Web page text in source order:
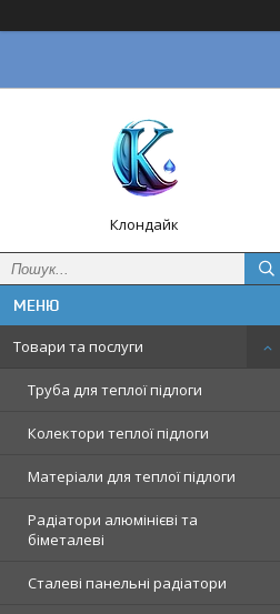
Клондайк
Товари та послуги
Труба для теплої підлоги
Колектори теплої підлоги
Матеріали для теплої підлоги
Радіатори алюмінієві та
біметалеві
Сталеві панельні радіатори